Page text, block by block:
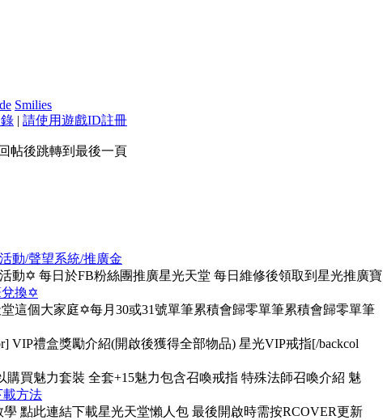
Smilies
| 請使用遊戲ID註冊
回帖後跳轉到最後一頁
動/聲望系統/推廣金
動✡ 每日於FB粉絲團推廣星光天堂 每日維修後領取到星光推廣寶
兌換✡
這個大家庭✡每月30或31號單筆累積會歸零單筆累積會歸零單筆
VIP禮盒獎勵介紹(開啟後獲得全部物品) 星光VIP戒指[/backcol
購買魅力套裝 全套+15魅力包含召喚戒指 特殊法師召喚介紹 魅
載方法
點此連結下載星光天堂懶人包 最後開啟時需按RCOVER更新